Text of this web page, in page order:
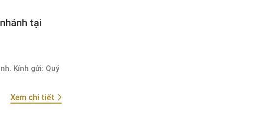
tại
Kính gửi: Quý
Xem chi tiết